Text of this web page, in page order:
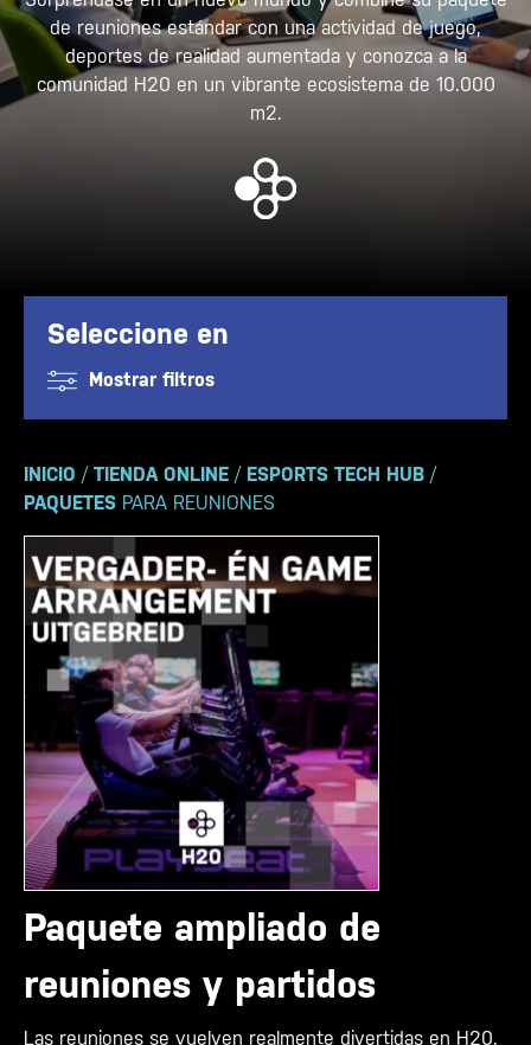
de reuniones estándar con una actividad de juego,
deportes de realidad aumentada y conozca a la
comunidad H20 en un vibrante ecosistema de 10.000
m2.
Seleccione en
Mostrar filtros
INICIO / TIENDA ONLINE / ESPORTS TECH HUB /
PAQUETES PARA REUNIONES
Paquete ampliado de
reuniones y partidos
Las reuniones se vuelven realmente divertidas en H20.